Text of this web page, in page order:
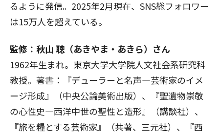
るように発信。2025年2月現在、SNS総フォロワー
は15万人を超えている。
監修：秋山 聰（あきやま・あきら）さん
1962年生まれ。東京大学大学院人文社会系研究科
教授。著書：『デューラーと名声―芸術家のイメ
ージ形成』（中央公論美術出版）、『聖遺物崇敬
の心性史―西洋中世の聖性と造形』（講談社）、
『旅を糧とする芸術家』（共著、三元社）、『西